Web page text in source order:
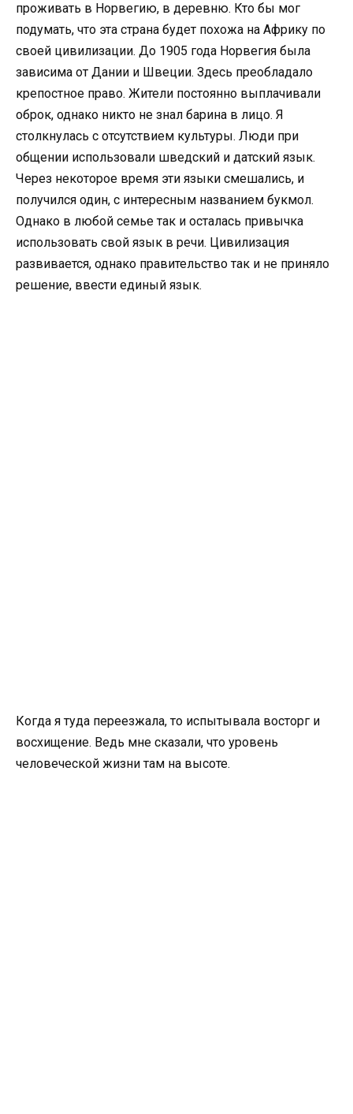
проживать в Норвегию, в деревню. Кто бы мог
подумать, что эта страна будет похожа на Африку по
своей цивилизации. До 1905 года Норвегия была
зависима от Дании и Швеции. Здесь преобладало
крепостное право. Жители постоянно выплачивали
оброк, однако никто не знал барина в лицо. Я
столкнулась с отсутствием культуры. Люди при
общении использовали шведский и датский язык.
Через некоторое время эти языки смешались, и
получился один, с интересным названием букмол.
Однако в любой семье так и осталась привычка
использовать свой язык в речи. Цивилизация
развивается, однако правительство так и не приняло
решение, ввести единый язык.
Когда я туда переезжала, то испытывала восторг и
восхищение. Ведь мне сказали, что уровень
человеческой жизни там на высоте.